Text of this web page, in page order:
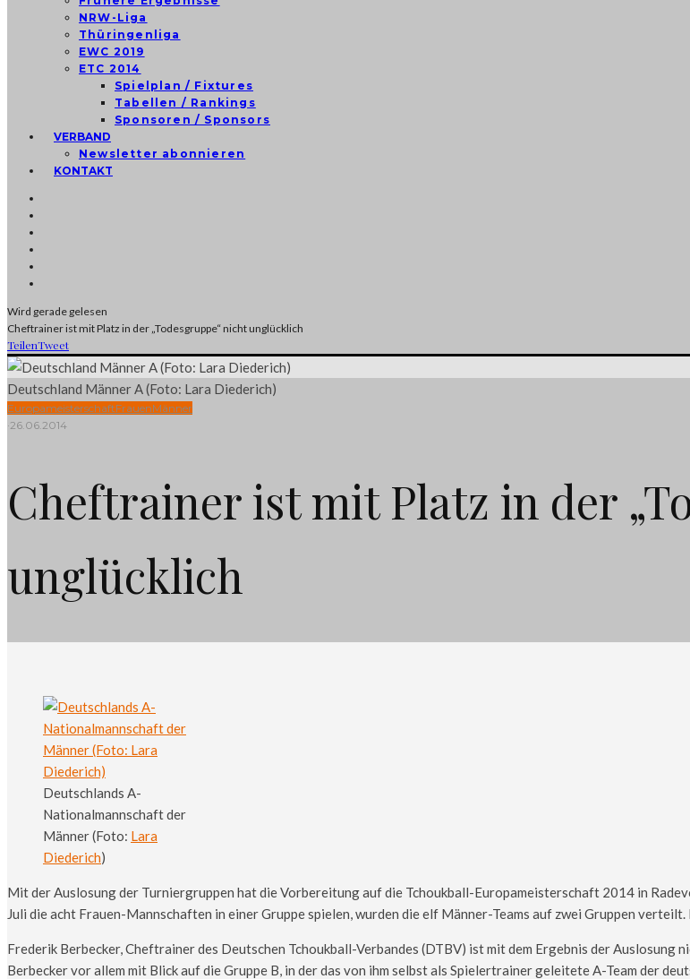
NRW-Liga
Thüringenliga
EWC 2019
ETC 2014
Spielplan / Fixtures
Tabellen / Rankings
Sponsoren / Sponsors
VERBAND
Newsletter abonnieren
KONTAKT
Wird gerade gelesen
Cheftrainer ist mit Platz in der „Todesgruppe“ nicht unglücklich
TeilenTweet
Deutschland Männer A (Foto: Lara Diederich)
EuropameisterschaftFrauenMänner
·26.06.2014
Cheftrainer ist mit Platz in der
unglücklich
Deutschlands A-
Nationalmannschaft der
Männer (Foto: Lara
Diederich)
Mit der Auslosung der Turniergruppen hat die Vorbereitung auf die Tchoukball-Europameisterschaft 2014 in
Juli die acht Frauen-Mannschaften in einer Gruppe spielen, wurden die elf Männer-Teams auf zwei Gruppen
Frederik Berbecker, Cheftrainer des Deutschen Tchoukball-Verbandes (DTBV) ist mit dem Ergebnis der Auslosung
Berbecker vor allem mit Blick auf die Gruppe B, in der das von ihm selbst als Spielertrainer geleitete A-Team der